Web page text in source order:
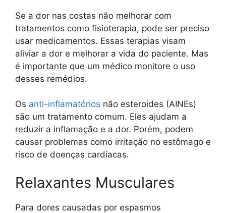
Se a dor nas costas não melhorar com
tratamentos como fisioterapia, pode ser preciso
usar medicamentos. Essas terapias visam
aliviar a dor e melhorar a vida do paciente. Mas
é importante que um médico monitore o uso
desses remédios.
Os anti-inflamatórios não esteroides (AINEs)
são um tratamento comum. Eles ajudam a
reduzir a inflamação e a dor. Porém, podem
causar problemas como irritação no estômago e
risco de doenças cardíacas.
Relaxantes Musculares
Para dores causadas por espasmos